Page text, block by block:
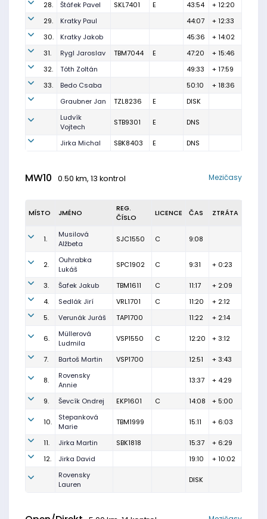
28.
Štáfek Pavel SKL7401 E 43:54
+ 12:20
29.
Kratky Paul 44:07
+ 12:33
30.
Kratky Jakob 45:36
+ 14:02
31.
Rygl Jaroslav TBM7044 E 47:20
+ 15:46
32.
Tóth Zoltán 49:33
+ 17:59
33.
Bedo Csaba 50:10
+ 18:36
Graubner Jan
TZL8236 E
DISK
Ludvík
Vojtech
STB9301 E DNS
Jirka Michal SBK8403 E DNS
MW10 0.50 km, 13 kontrol Mezičasy
MÍSTO JMÉNO
REG.
ČÍSLO
LICENCE ČAS ZTRÁTA
1.
Musilová
Alžbeta
SJC1550 C 9:08
2.
Ouhrabka
Lukáš
SPC1902 C 9:31 + 0:23
3. Šafek Jakub TBM1611 C 11:17
+ 2:09
4.
Sedlák Jirí VRL1701 C 11:20
+ 2:12
5.
Verunák Juráš TAP1700 11:22 + 2:14
6.
Müllerová
Ludmila
VSP1550 C 12:20 + 3:12
7. Bartoš Martin VSP1700 12:51 + 3:43
8.
Rovensky
Annie
13:37 + 4:29
9. Ševcík Ondrej EKP1601 C 14:08 + 5:00
10.
Stepanková
Marie
TBM1999 15:11 + 6:03
11. Jirka Martin SBK1818 15:37
+ 6:29
12.
Jirka David 19:10
+ 10:02
Rovensky
Lauren
DISK